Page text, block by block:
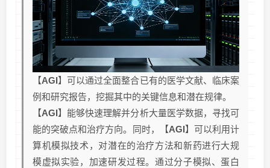
【AGI】可以通过全面整合已有的医学文献、临床案
例和研究报告，挖掘其中的关键信息和潜在规律。
【AGI】能够快速理解并分析大量医学数据，寻找可
能的突破点和治疗方向。同时，【AGI】可以利用计
算机模拟技术，对潜在的治疗方法和新药进行大规
模虚拟实验，加速研发过程。通过分子模拟、蛋白